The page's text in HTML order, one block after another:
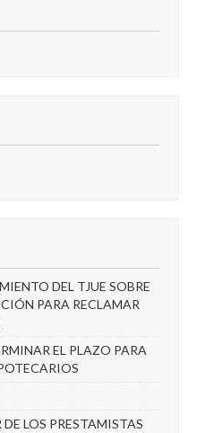
DEL TJUE SOBRE
PARA RECLAMAR
EL PLAZO PARA
DE LOS PRESTAMISTAS